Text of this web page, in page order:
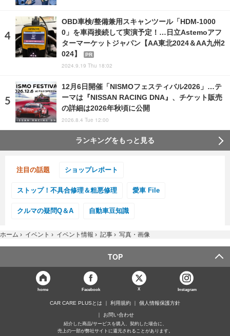
OBD車検/整備兼用スキャンツール「HDM-1000
0」を車両接続して実演予定！…日立Astemoアフ
ターマーケットジャパン【AA東北2024＆AA九州2
024】
PR
2024.9.19 Thu 18:02
12月6日開催「NISMOフェスティバル2026」…テ
ーマは『NISSAN RACING DNA』、チケット販売
の詳細は2026年秋頃に公開
2026.8.4 Tue 12:00
ランキングをもっと見る
注目の話題 ショップレポート
ストップ！不具合修理＆粗悪修理 愛車 File
クルマの疑問Q＆A 自動車豆知識
ホーム › イベント › イベント情報 › 記事 › 写真・画像
TOP
home Facebook X Instagram
CAR CARE PLUSとは 利用規約 個人情報保護方針
お問い合わせ
紹介した商品/サービスを購入、契約した場合に、
売上の一部が弊社サイトに還元されることがあります。